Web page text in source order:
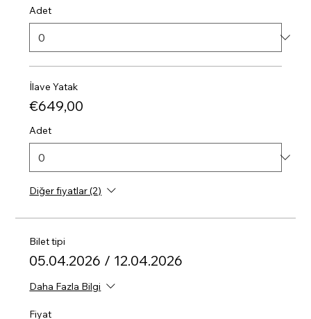
Adet
İlave Yatak
€649,00
Adet
Diğer fiyatlar (2)
Bilet tipi
05.04.2026 / 12.04.2026
Daha Fazla Bilgi
Fiyat